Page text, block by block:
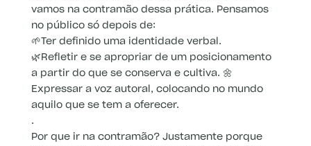
vamos na contramão dessa prática. Pensamos
no público só depois de:
🌱Ter definido uma identidade verbal.
🌿Refletir e se apropriar de um posicionamento
a partir do que se conserva e cultiva. 🌼
Expressar a voz autoral, colocando no mundo
aquilo que se tem a oferecer.
.
Por que ir na contramão? Justamente porque